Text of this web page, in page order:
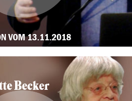
VOM 13.11.2018
Becker